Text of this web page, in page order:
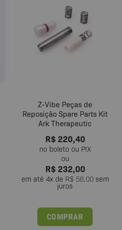
variantes.
As
opções
podem
ser
produto
Z-Vibe Peças de
Reposição Spare Parts Kit
Ark Therapeutic
R$220,40
R$232,00
em até 4x de R$58,00sem
juros
COMPRAR